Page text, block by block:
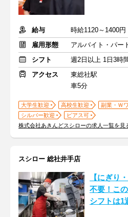
給与
時給1120～1400
雇用形態
アルバイト・パー
シフト
週2日以上 1日3時
アクセス
東総社駅
車5分
大学生歓迎 高校生歓迎
副業・Ｗ
シルバー歓迎
ピアス可
株式会社あきんどスシローの求人一覧を見
スシロー 総社井手店
【にぎり
不要！こ
シフトは